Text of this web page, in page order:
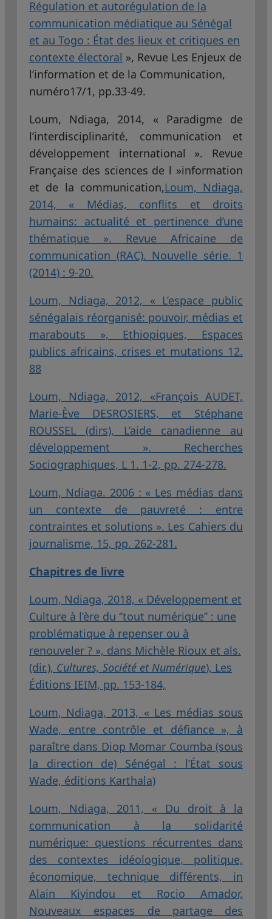
Régulation et autorégulation de la
communication médiatique au Sénégal
et au Togo : État des lieux et critiques en
contexte électoral », Revue Les Enjeux de
l’information et de la Communication,
numéro17/1, pp.33-49.
Loum, Ndiaga, 2014, « Paradigme de
l’interdisciplinarité, communication et
développement international ». Revue
Française des sciences de l »information
et de la communication,Loum, Ndiaga,
2014, « Médias, conflits et droits
humains: actualité et pertinence d’une
thématique ». Revue Africaine de
communication (RAC). Nouvelle série. 1
(2014) : 9-20.
Loum, Ndiaga, 2012, « L’espace public
sénégalais réorganisé: pouvoir, médias et
marabouts », Ethiopiques, Espaces
publics africains, crises et mutations 12.
88
Loum, Ndiaga, 2012, «François AUDET,
Marie-Ève DESROSIERS, et Stéphane
ROUSSEL (dirs), L’aide canadienne au
développement ». Recherches
Sociographiques, L 1. 1-2, pp. 274-278.
Loum, Ndiaga. 2006 : « Les médias dans
un contexte de pauvreté : entre
contraintes et solutions ». Les Cahiers du
journalisme, 15, pp. 262-281.
Chapitres de livre
Loum, Ndiaga, 2018, « Développement et
Culture à l’ère du ‘’tout numérique’’ : une
problématique à repenser ou à
renouveler ? », dans Michèle Rioux et als.
(dir.), Cultures, Société et Numérique), Les
Éditions IEIM, pp. 153-184,
Loum, Ndiaga, 2013, « Les médias sous
Wade, entre contrôle et défiance », à
paraître dans Diop Momar Coumba (sous
la direction de) Sénégal : l’État sous
Wade, éditions Karthala)
Loum, Ndiaga, 2011, « Du droit à la
communication à la solidarité
numérique: questions récurrentes dans
des contextes idéologique, politique,
économique, technique différents, in
Alain Kiyindou et Rocio Amador,
Nouveaux espaces de partage des